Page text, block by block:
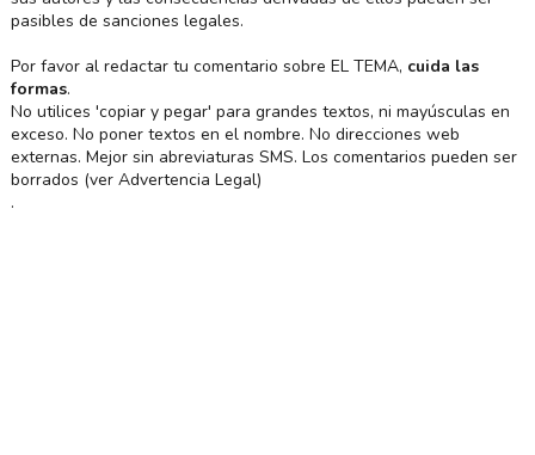
pasibles de sanciones legales.
Por favor al redactar tu comentario sobre EL TEMA, cuida las
formas.
No utilices 'copiar y pegar' para grandes textos, ni mayúsculas en
exceso. No poner textos en el nombre. No direcciones web
externas. Mejor sin abreviaturas SMS. Los comentarios pueden ser
borrados (ver Advertencia Legal)
.